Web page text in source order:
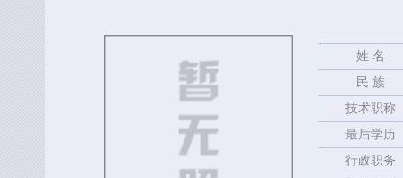
姓 名
民 族
技术职称
最后学历
行政职务